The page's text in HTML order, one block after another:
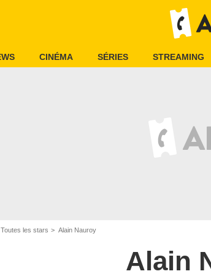
CINÉMA SÉRIES STREAMING
Toutes les stars Alain Nauroy
Alain